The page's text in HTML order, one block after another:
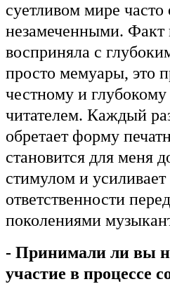
суетливом мире часто
незамеченными. Факт
восприняла с
просто мемуары, это
честному и глубокому
читателем. Каждый
обретает форму
становится для меня
стимулом и усиливает
ответственности
поколениями
- Принимали ли вы
участие в процессе